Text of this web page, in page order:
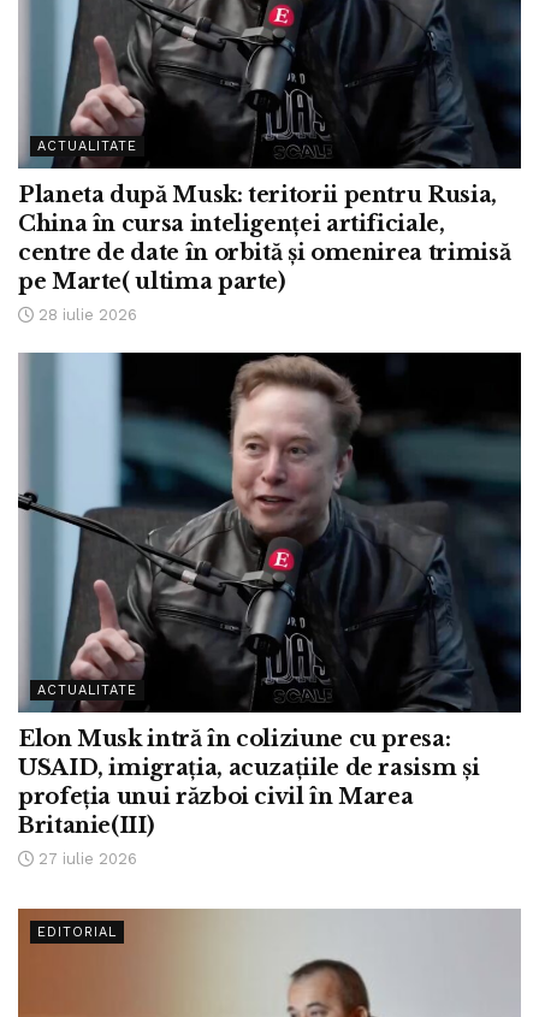
ACTUALITATE
Planeta după Musk: teritorii pentru Rusia,
China în cursa inteligenței artificiale,
centre de date în orbită și omenirea trimisă
pe Marte( ultima parte)
28 iulie 2026
ACTUALITATE
Elon Musk intră în coliziune cu presa:
USAID, imigrația, acuzațiile de rasism și
profeția unui război civil în Marea
Britanie(III)
27 iulie 2026
EDITORIAL